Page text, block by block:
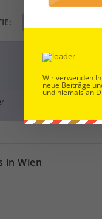
in Wien
Wir verwenden
neue Beiträge
und niemals an